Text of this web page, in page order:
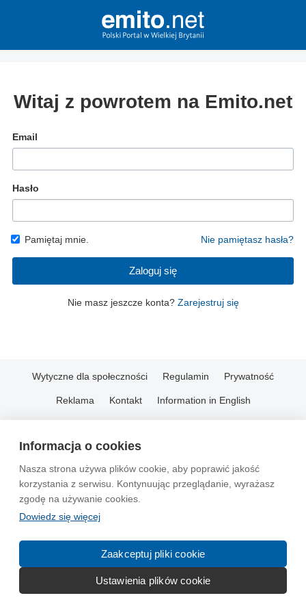
Informacja o cookies
Nasza strona używa plików cookie, aby poprawić jakość
korzystania z serwisu. Kontynuując przeglądanie, wyrażasz
zgodę na używanie cookies.
Dowiedz się więcej
Zaakceptuj pliki cookie
Ustawienia plików cookie
Witaj z powrotem na Emito.net
Email
Hasło
Pamiętaj mnie. Nie pamiętasz hasła?
Zaloguj się
Nie masz jeszcze konta? Zarejestruj się
Wytyczne dla społeczności Regulamin Prywatność
Reklama Kontakt Information in English